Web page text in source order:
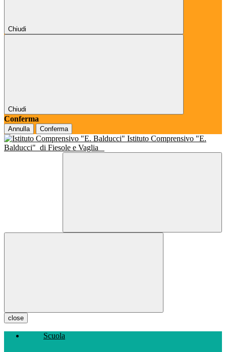
Chiudi
Chiudi
Conferma
Annulla Conferma
Istituto Comprensivo "E.
Balducci" di Fiesole e Vaglia
close
Scuola